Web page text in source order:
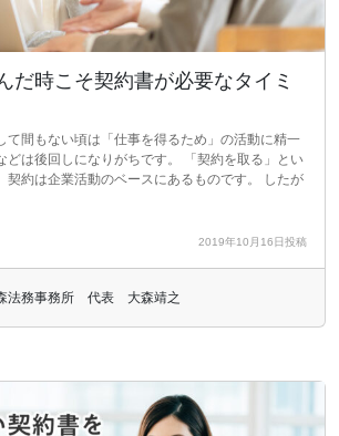
だ時こそ契約書が必要なタイミ
て間もない頃は「仕事を得るため」の活動に精一
どは後回しになりがちです。 「契約を取る」とい
契約は企業活動のベースにあるものです。 したが
2019年10月16日投稿
法務事務所 代表 大森靖之